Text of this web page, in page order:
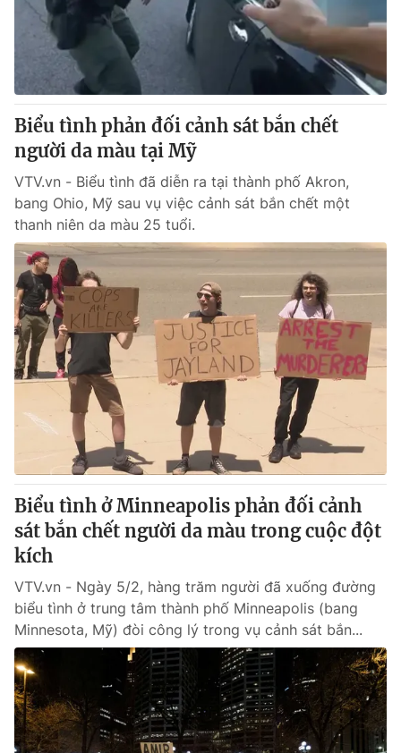
Thế giới đó đây
Câu chuyện quốc tế
Tài chính
Thị trường
Góc doanh nghiệp
Dữ liệu và đời sống
Truyền hình
Phim VTV
Hậu trường
Nhân vật
Giải sao mai
Giải trí
Điện ảnh
Âm nhạc
Sao
Đời sống
Du lịch
Làm đẹp
Chất lượng cuộc sống
Giáo dục
Tuyển sinh
Học trực tuyến
Công nghệ
Hitech Công nghệ tương lai
Sản phẩm
Thị trường
Giao lưu trực tuyến
Lịch phát sóng
Chuyên mục khác
Emagazine Podcast
Photo
Video Shorts video
VTV Money VTV Thể thao
VTV Sức khoẻ Bất động sản
Biểu tình phản đối cảnh sát bắn chết
người da màu tại Mỹ
VTV.vn - Biểu tình đã diễn ra tại thành phố Akron,
bang Ohio, Mỹ sau vụ việc cảnh sát bắn chết một
thanh niên da màu 25 tuổi.
Biểu tình ở Minneapolis phản đối cảnh
sát bắn chết người da màu trong cuộc đột
kích
VTV.vn - Ngày 5/2, hàng trăm người đã xuống đường
biểu tình ở trung tâm thành phố Minneapolis (bang
Minnesota, Mỹ) đòi công lý trong vụ cảnh sát bắn...